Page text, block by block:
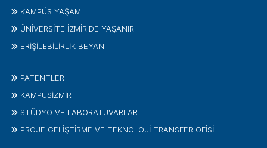
KAMPÜS YAŞAM
ÜNİVERSİTE İZMİR'DE YAŞANIR
ERİŞİLEBİLİRLİK BEYANI
PATENTLER
KAMPÜSİZMIR
STÜDYO VE LABORATUVARLAR
PROJE GELIŞTIRME VE TEKNOLOJI TRANSFER OFISI